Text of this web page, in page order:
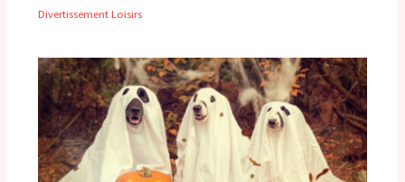
Divertissement Loisirs